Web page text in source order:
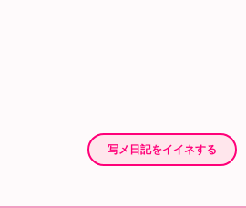
写メ日記をイイネする